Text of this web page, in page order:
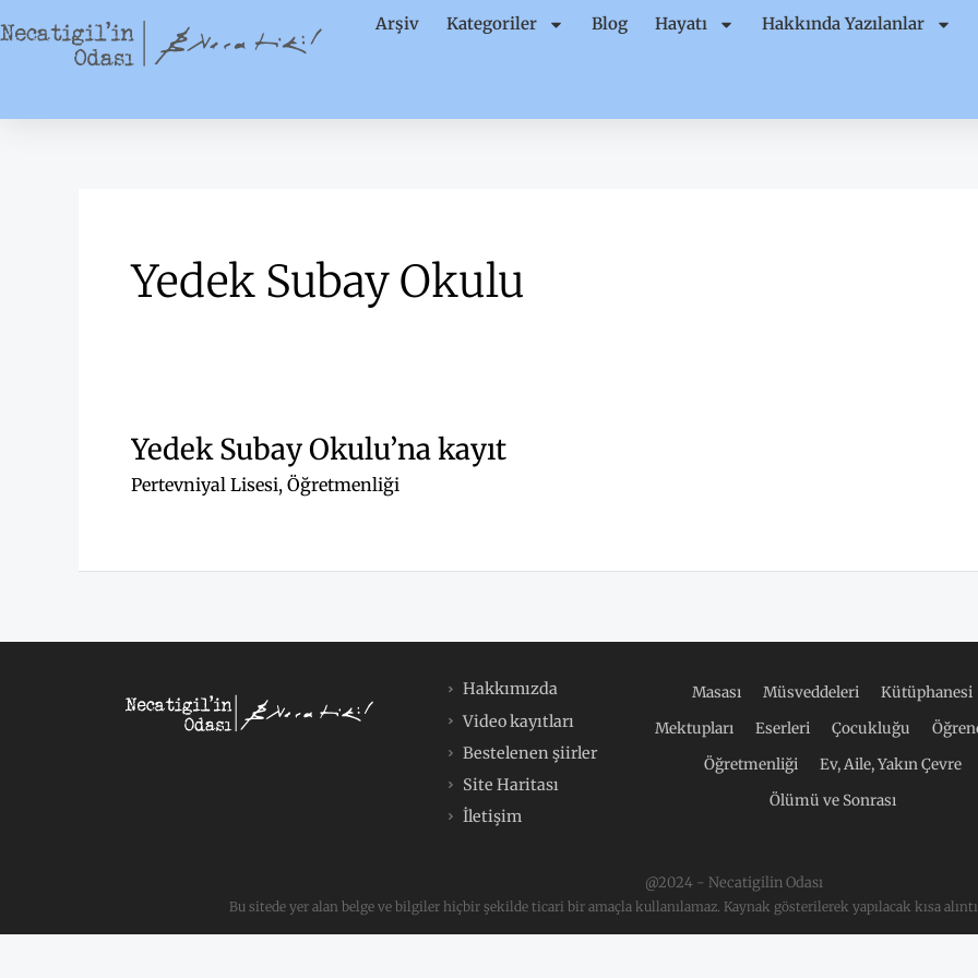
atla
Arşiv Kategoriler Blog Hayatı Hakkında Yazılanlar
Yedek Subay Okulu
Yedek Subay Okulu’na kayıt
Pertevniyal Lisesi, Öğretmenliği
Hakkımızda
Video kayıtları
Bestelenen şiirler
Site Haritası
İletişim
Masası Müsveddeleri
Kütüphanesi
Mektupları
Eserleri Çocukluğu
Öğretmenliği
Ev, Aile, Yakın Çevre
Ölümü ve Sonrası
@2024 - Necatigilin Odası
Bu sitede yer alan belge ve bilgiler hiçbir şekilde ticari bir amaçla kullanılamaz. Kaynak gösterilerek yapılacak kısa